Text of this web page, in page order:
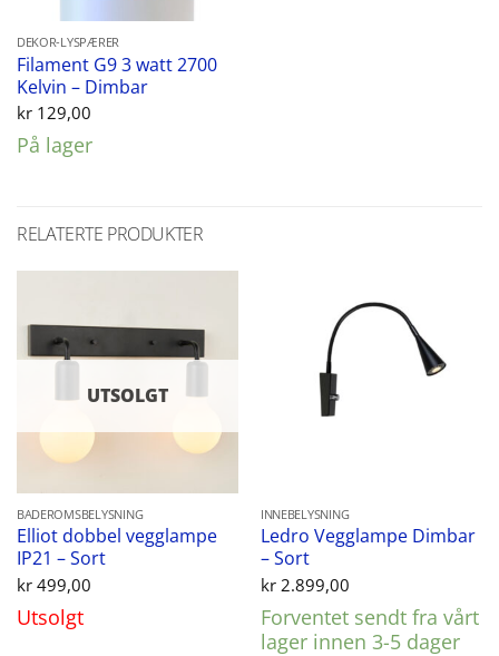
DEKOR-LYSPÆRER
Filament G9 3 watt 2700
Kelvin – Dimbar
kr129,00
På lager
RELATERTE PRODUKTER
UTSOLGT
BADEROMSBELYSNING
Elliot dobbel vegglampe
IP21 – Sort
kr499,00
Utsolgt
INNEBELYSNING
Ledro Vegglampe Dimbar
– Sort
kr2.899,00
Forventet sendt fra vårt
lager innen 3-5 dager